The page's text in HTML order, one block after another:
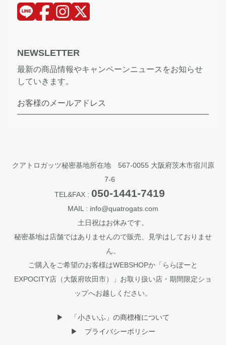
NEWSLETTER
最新の商品情報やキャンペーンニュースをお知らせ
していきます。
お客様のメールアドレス
クアトロガッツ秘密基地所在地 567-0055 大阪府茨木市宿川原
7-6
TEL&FAX : 050-1441-7419
MAIL : info@quatrogats.com
土日祝はお休みです。
秘密基地は店舗ではありませんので販売、見学はしておりませ
ん。
ご購入をご希望のお客様はWEBSHOPか「ららぽーと
EXPOCITY店（大阪府吹田市）」お取り扱い店・期間限定ショ
ップへお越しください。
▶︎ 「小さいふ」の商標権について
▶︎ プライバシーポリシー